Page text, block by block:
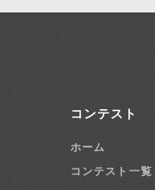
コンテスト
ホーム
コンテスト一覧